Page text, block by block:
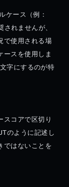
ケース（例：
されませんが、
で使用される場
ースを使用しま
字にするのが特
スコアで区切り
のように記述し
ではないことを